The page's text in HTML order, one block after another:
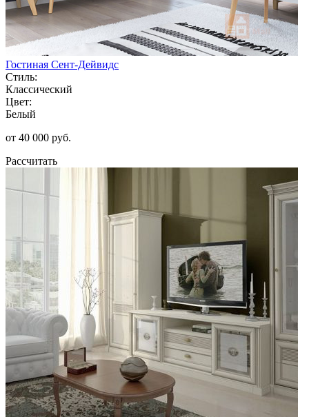
Гостиная Сент-Дейвидс
Стиль:
Классический
Цвет:
Белый
от 40 000 руб.
Рассчитать